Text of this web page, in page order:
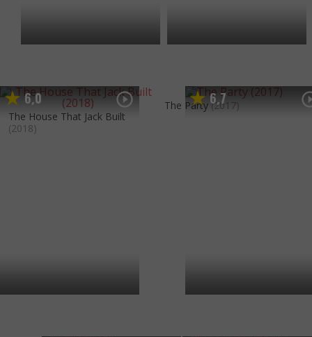
6,0
The House That Jack Built
(2018)
6,7
The Party (2017)